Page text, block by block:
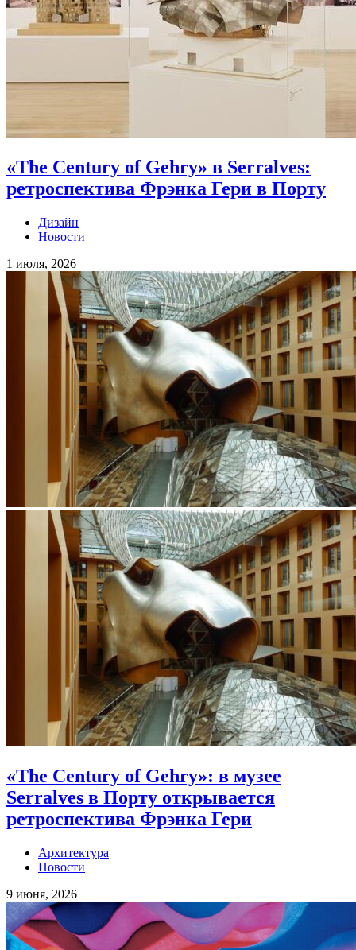
«The Century of Gehry» в Serralves:
ретроспектива Фрэнка Гери в Порту
Дизайн
Новости
1 июля, 2026
«The Century of Gehry»: в музее
Serralves в Порту открывается
ретроспектива Фрэнка Гери
Архитектура
Новости
9 июня, 2026